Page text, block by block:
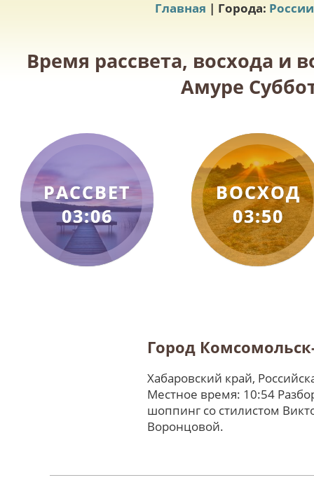
Главная | Города: России
Время рассвета, восхода и
Амуре
РАССВЕТ
03:06
ВОСХОД
03:50
Город
Хабаровский край,
Местное время: 10:54
шоппинг со стилистом
Воронцовой.